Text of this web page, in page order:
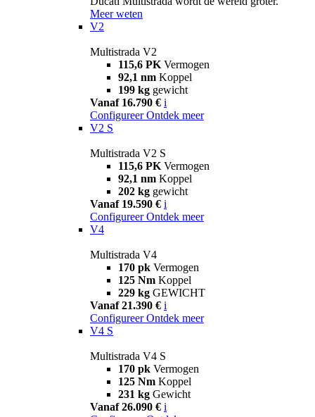
Meer weten
V2
Multistrada V2
115,6 PK Vermogen
92,1 nm Koppel
199 kg gewicht
Vanaf 16.790 € i
Configureer Ontdek meer
V2 S
Multistrada V2 S
115,6 PK Vermogen
92,1 nm Koppel
202 kg gewicht
Vanaf 19.590 € i
Configureer Ontdek meer
V4
Multistrada V4
170 pk Vermogen
125 Nm Koppel
229 kg GEWICHT
Vanaf 21.390 € i
Configureer Ontdek meer
V4 S
Multistrada V4 S
170 pk Vermogen
125 Nm Koppel
231 kg Gewicht
Vanaf 26.090 € i